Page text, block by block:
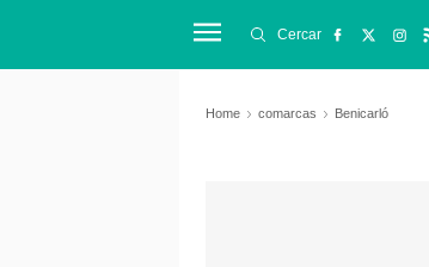
Cercar
Home comarcas Benicarló